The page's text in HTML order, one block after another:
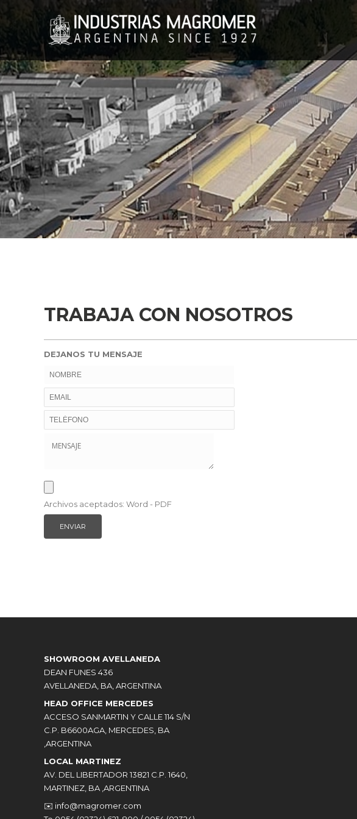
TRABAJA CON NOSOTROS
DEJANOS TU MENSAJE
Archivos aceptados: Word - PDF
SHOWROOM AVELLANEDA
DEAN FUNES 436
AVELLANEDA, BA, ARGENTINA
HEAD OFFICE MERCEDES
ACCESO SANMARTIN Y CALLE 114 S/N
C.P. B6600AGA, MERCEDES, BA
,ARGENTINA
LOCAL MARTINEZ
AV. DEL LIBERTADOR 13821 C.P. 1640,
MARTINEZ, BA ,ARGENTINA
✉️ info@magromer.com